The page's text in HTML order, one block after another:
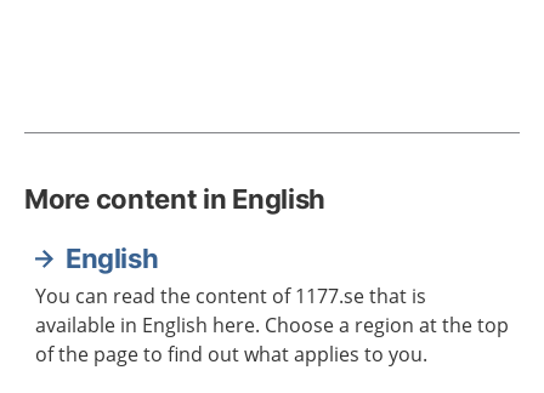
More content in English
English
You can read the content of 1177.se that is
available in English here. Choose a region at the top
of the page to find out what applies to you.